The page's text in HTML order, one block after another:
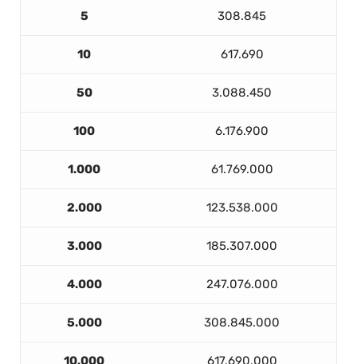
5 308.845
10 617.690
50 3.088.450
100 6.176.900
1.000 61.769.000
2.000 123.538.000
3.000 185.307.000
4.000 247.076.000
5.000 308.845.000
10.000 617.690.000